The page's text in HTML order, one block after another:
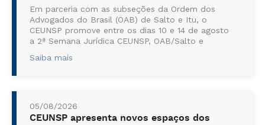
Em parceria com as subseções da Ordem dos
Advogados do Brasil (OAB) de Salto e Itu, o
CEUNSP promove entre os dias 10 e 14 de agosto
a 2ª Semana Jurídica CEUNSP, OAB/Salto e
ética, gestão e inovação", o evento será real...
Saiba mais
05/08/2026
CEUNSP apresenta novos espaços dos